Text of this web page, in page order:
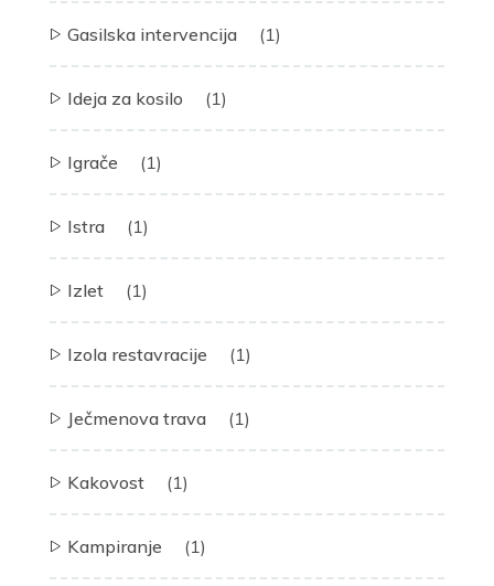
Gasilska intervencija (1)
Ideja za kosilo (1)
Igrače (1)
Istra (1)
Izlet (1)
Izola restavracije (1)
Ječmenova trava (1)
Kakovost (1)
Kampiranje (1)